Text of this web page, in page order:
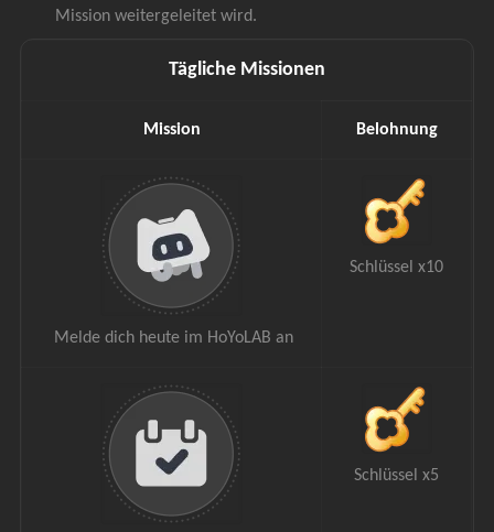
Mission weitergeleitet wird.
Tägliche Missionen
Mission Belohnung
Melde dich heute im HoYoLAB an
Schlüssel x10
Schlüssel x5